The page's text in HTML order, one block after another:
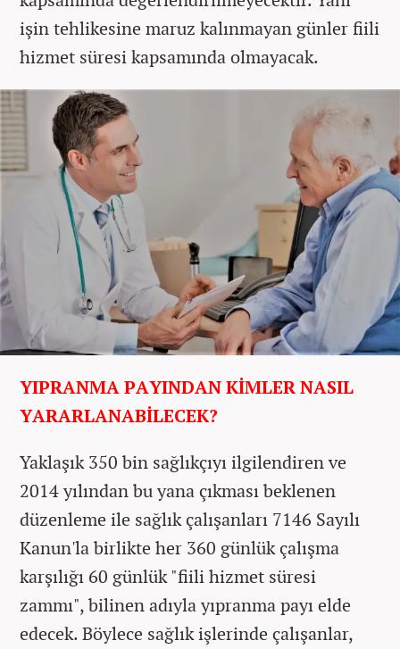
işin tehlikesine maruz kalınmayan günler fiili
hizmet süresi kapsamında olmayacak.
YIPRANMA PAYINDAN KİMLER NASIL
YARARLANABİLECEK?
Yaklaşık 350 bin sağlıkçıyı ilgilendiren ve
2014 yılından bu yana çıkması beklenen
düzenleme ile sağlık çalışanları 7146 Sayılı
Kanun'la birlikte her 360 günlük çalışma
karşılığı 60 günlük "fiili hizmet süresi
zammı", bilinen adıyla yıpranma payı elde
edecek. Böylece sağlık işlerinde çalışanlar,